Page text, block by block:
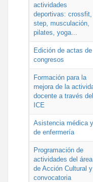
actividades
deportivas: crossfit,
step, musculación,
pilates, yoga...
Edición de actas de
congresos
Formación para la
mejora de la
docente a través del
ICE
Asistencia médica y
de enfermería
Programación de
actividades del área
de Acción Cultural y
convocatoria